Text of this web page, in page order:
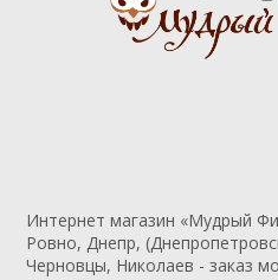
Интернет магазин «Мудрый
Ровно, Днепр,
Черновцы, Николаев - заказ